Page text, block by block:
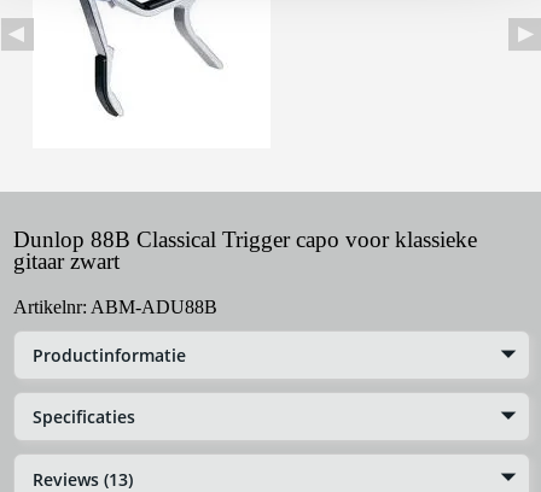
Dunlop 88B Classical Trigger capo voor klassieke
gitaar zwart
Artikelnr: ABM-ADU88B
Productinformatie
Specificaties
Reviews (13)